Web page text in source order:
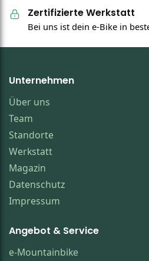
Zertifizierte Werkstatt
Bei uns ist dein e-Bike in
Unternehmen
Über uns
Team
Standorte
Werkstatt
Magazin
Datenschutz
Impressum
Angebot & Service
e-Mountainbike